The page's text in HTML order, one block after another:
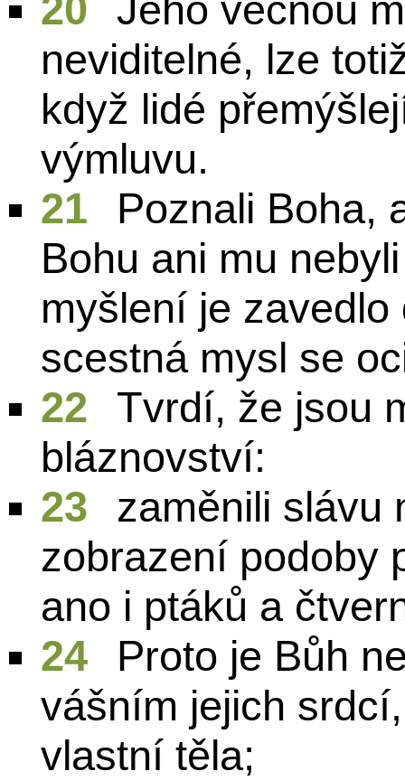
20
Jeho věčnou
neviditelné, lze
když lidé
výmluvu.
21
Poznali Boha,
Bohu ani mu
myšlení je
scestná mysl se
22
Tvrdí, že jsou
bláznovství:
23
zaměnili slávu
zobrazení podoby
ano i ptáků a
24
Proto je Bůh
vášním jejich
vlastní těla;